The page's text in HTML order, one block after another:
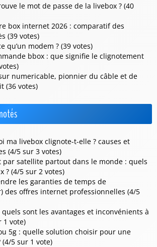
le mot de passe de la livebox ? (40
box internet 2026 : comparatif des
(39 votes)
qu’un modem ? (39 votes)
bbox : que signifie le clignotement
numericable, pionnier du câble et de
(36 votes)
ma livebox clignote-t-elle ? causes et
(4/5 sur 3 votes)
par satellite partout dans le monde : quels
? (4/5 sur 2 votes)
les garanties de temps de
des offres internet professionnelles (4/5
quels sont les avantages et inconvénients à
1 vote)
5g : quelle solution choisir pour une
5 sur 1 vote)